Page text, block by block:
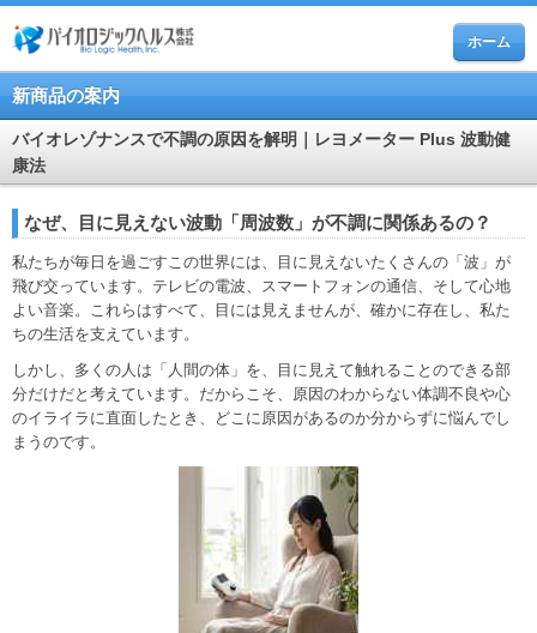
ホーム
新商品の案内
バイオレゾナンスで不調の原因を解明｜レヨメーター Plus 波動健
康法
なぜ、目に見えない波動「周波数」が不調に関係あるの？
私たちが毎日を過ごすこの世界には、目に見えないたくさんの「波」が
飛び交っています。テレビの電波、スマートフォンの通信、そして心地
よい音楽。これらはすべて、目には見えませんが、確かに存在し、私た
ちの生活を支えています。
しかし、多くの人は「人間の体」を、目に見えて触れることのできる部
分だけだと考えています。だからこそ、原因のわからない体調不良や心
のイライラに直面したとき、どこに原因があるのか分からずに悩んでし
まうのです。